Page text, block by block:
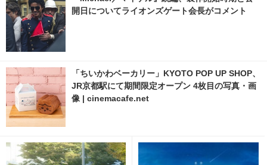
開日についてライオンズゲート会長がコメント
「ちいかわベーカリー」KYOTO POP UP SHOP、
JR京都駅にて期間限定オープン 4枚目の写真・画
像 | cinemacafe.net